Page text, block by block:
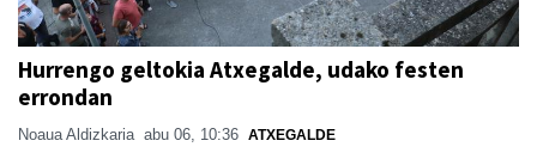
Hurrengo geltokia Atxegalde, udako festen
errondan
Noaua Aldizkaria abu 06, 10:36 ATXEGALDE